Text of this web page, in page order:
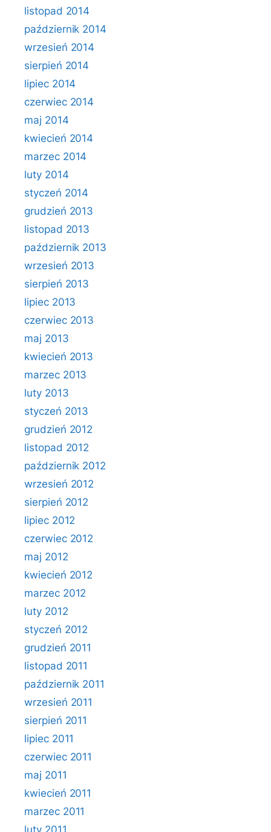
listopad 2014
październik 2014
wrzesień 2014
sierpień 2014
lipiec 2014
czerwiec 2014
maj 2014
kwiecień 2014
marzec 2014
luty 2014
styczeń 2014
grudzień 2013
listopad 2013
październik 2013
wrzesień 2013
sierpień 2013
lipiec 2013
czerwiec 2013
maj 2013
kwiecień 2013
marzec 2013
luty 2013
styczeń 2013
grudzień 2012
listopad 2012
październik 2012
wrzesień 2012
sierpień 2012
lipiec 2012
czerwiec 2012
maj 2012
kwiecień 2012
marzec 2012
luty 2012
styczeń 2012
grudzień 2011
listopad 2011
październik 2011
wrzesień 2011
sierpień 2011
lipiec 2011
czerwiec 2011
maj 2011
kwiecień 2011
marzec 2011
luty 2011